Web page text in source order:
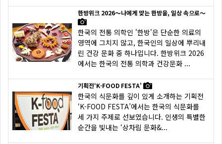
한방위크 2026～나에게 맞는 한방을, 일상 속으로～
한국의 전통 의학인 '한방'은 단순한 의료의
영역에 그치지 않고, 한국인의 일상에 뿌리내
린 건강 문화 중 하나입니다. 한방위크 2026
에서는 한국의 전통 의학과 건강문화 ...
기획전‘K-FOOD FESTA’
한국의 식문화를 깊이 있게 소개하는 기획전
‘K-FOOD FESTA’에서는 한국의 식문화를
세 가지 주제로 선보였습니다. 인생의 특별한
순간을 빛내는 ‘상차림 문화&...